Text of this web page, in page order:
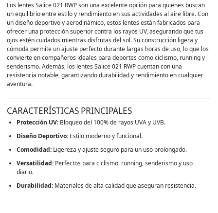
Los lentes Salice 021 RWP son una excelente opción para quienes buscan
un equilibrio entre estilo y rendimiento en sus actividades al aire libre. Con
un diseño deportivo y aerodinámico, estos lentes están fabricados para
ofrecer una protección superior contra los rayos UV, asegurando que tus
ojos estén cuidados mientras disfrutas del sol. Su construcción ligera y
cómoda permite un ajuste perfecto durante largas horas de uso, lo que los
convierte en compañeros ideales para deportes como ciclismo, running y
senderismo. Además, los lentes Salice 021 RWP cuentan con una
resistencia notable, garantizando durabilidad y rendimiento en cualquier
aventura.
CARACTERÍSTICAS PRINCIPALES
Protección UV: Bloqueo del 100% de rayos UVA y UVB.
Diseño Deportivo: Estilo moderno y funcional.
Comodidad: Ligereza y ajuste seguro para un uso prolongado.
Versatilidad: Perfectos para ciclismo, running, senderismo y uso
diario.
Durabilidad: Materiales de alta calidad que aseguran resistencia.